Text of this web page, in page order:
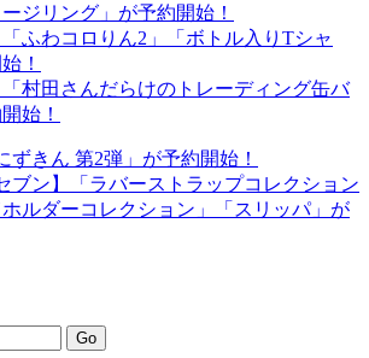
ジリング」が予約開始！
「ふわコロりん2」「ボトル入りTシャ
！
「村田さんだらけのトレーディング缶バ
始！
ずきん 第2弾」が予約開始！
ブン】「ラバーストラップコレクション
ルダーコレクション」「スリッパ」が